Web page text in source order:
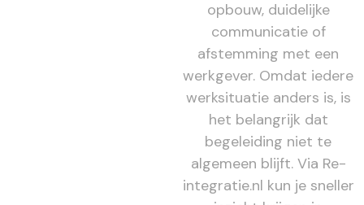
opbouw, duidelijke
communicatie of
afstemming met een
werkgever. Omdat iedere
werksituatie anders is, is
het belangrijk dat
begeleiding niet te
algemeen blijft. Via Re-
integratie.nl kun je sneller